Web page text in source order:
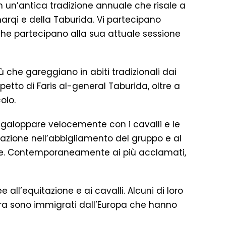
tradizione annuale che risale a
e della Taburida. Vi partecipano
partecipano alla sua attuale sessione
che gareggiano in abiti tradizionali dai
di Faris al-general Taburida, oltre a
velocemente con i cavalli e le
nell’abbigliamento del gruppo e al
Contemporaneamente ai più acclamati,
e ai cavalli. Alcuni di loro
sono immigrati dall’Europa che hanno